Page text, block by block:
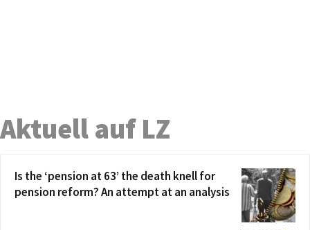
Aktuell auf LZ
Is the ‘pension at 63’ the death knell for
pension reform? An attempt at an analysis